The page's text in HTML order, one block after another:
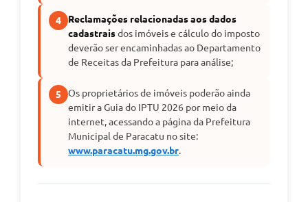
4
Reclamações relacionadas aos dados
cadastraisdos imóveis e cálculo do imposto
deverão ser encaminhadas ao Departamento
de Receitas da Prefeitura para análise;
5
Os proprietários de imóveis poderão ainda
emitir a Guia do IPTU 2026 por meio da
internet, acessando a página da Prefeitura
Municipal de Paracatu no site:
www.paracatu.mg.gov.br.